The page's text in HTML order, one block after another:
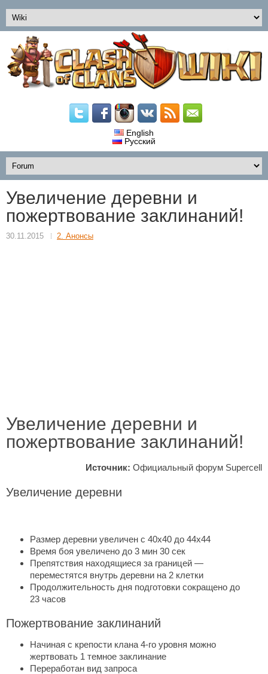
English
Русский
Увеличение деревни и
пожертвование заклинаний!
30.11.2015 2. Анонсы
Увеличение деревни и
пожертвование заклинаний!
Источник: Официальный форум Supercell
Увеличение деревни
Размер деревни увеличен с 40х40 до 44х44
Время боя увеличено до 3 мин 30 сек
Препятствия находящиеся за границей —
переместятся внутрь деревни на 2 клетки
Продолжительность дня подготовки сокращено до
23 часов
Пожертвование заклинаний
Начиная с крепости клана 4-го уровня можно
жертвовать 1 темное заклинание
Переработан вид запроса